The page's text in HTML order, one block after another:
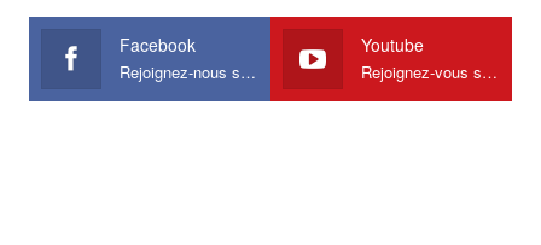
Facebook
Rejoignez-nous sur Facebook
Youtube
Rejoignez-vous sur Youtube